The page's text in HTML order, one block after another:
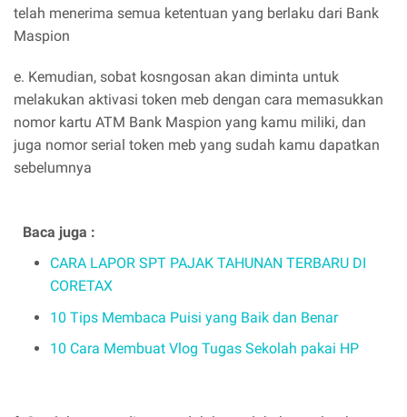
telah menerima semua ketentuan yang berlaku dari Bank
Maspion
e. Kemudian, sobat kosngosan akan diminta untuk
melakukan aktivasi token meb dengan cara memasukkan
nomor kartu ATM Bank Maspion yang kamu miliki, dan
juga nomor serial token meb yang sudah kamu dapatkan
sebelumnya
Baca juga :
CARA LAPOR SPT PAJAK TAHUNAN TERBARU DI
CORETAX
10 Tips Membaca Puisi yang Baik dan Benar
10 Cara Membuat Vlog Tugas Sekolah pakai HP